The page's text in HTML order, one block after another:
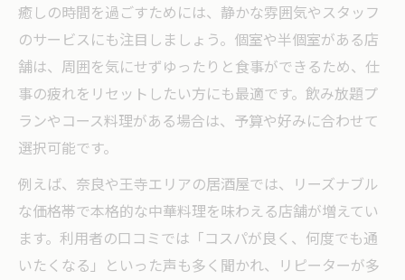
癒しの時間を過ごすためには、静かな雰囲気やスタッフ
のサービスにも注目しましょう。個室や半個室がある店
舗は、周囲を気にせずゆったりと食事ができるため、仕
事の疲れをリセットしたい方にも最適です。飲み放題プ
ランやコース料理がある場合は、予算や好みに合わせて
選択可能です。
例えば、奈良や王寺エリアの居酒屋では、リーズナブル
な価格帯で本格的な中華料理を味わえる店舗が増えてい
ます。利用者の口コミでは「コスパが良く、何度でも通
いたくなる」といった声も多く聞かれ、リピーターが多